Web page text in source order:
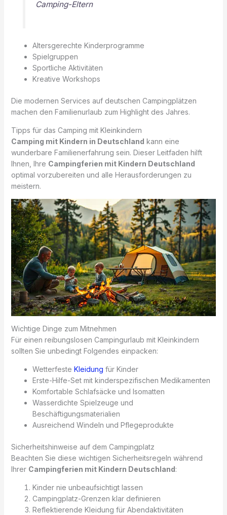
Camping-Eltern
Altersgerechte Kinderprogramme
Spielgruppen
Sportliche Aktivitäten
Kreative Workshops
Die modernen Services auf deutschen Campingplätzen
machen den Familienurlaub zum Highlight des Jahres.
Tipps für das Camping mit Kleinkindern
Camping mit Kindern in Deutschland kann eine
wunderbare Familienerfahrung sein. Dieser Leitfaden hilft
Ihnen, Ihre Campingferien mit Kindern Deutschland
optimal vorzubereiten und alle Herausforderungen zu
meistern.
Wichtige Dinge zum Mitnehmen
Für einen reibungslosen Campingurlaub mit Kleinkindern
sollten Sie unbedingt Folgendes einpacken:
Wetterfeste Kleidung für Kinder
Erste-Hilfe-Set mit kinderspezifischen Medikamenten
Komfortable Schlafsäcke und Isomatten
Wasserdichte Spielzeuge und
Beschäftigungsmaterialien
Ausreichend Windeln und Pflegeprodukte
Sicherheitshinweise auf dem Campingplatz
Beachten Sie diese wichtigen Sicherheitsregeln während
Ihrer Campingferien mit Kindern Deutschland:
Kinder nie unbeaufsichtigt lassen
Campingplatz-Grenzen klar definieren
Reflektierende Kleidung für Abendaktivitäten